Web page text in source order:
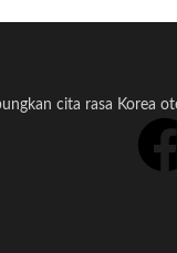
cita rasa Korea